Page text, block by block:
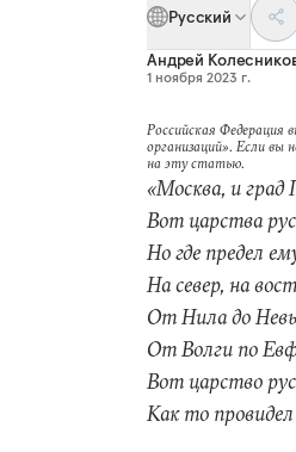
Русский
Андрей
1 ноября 2023 г.
Российская Федерация
организаций». Если вы
на эту статью.
«Москва, и
Вот царства
Но где предел
На север, на
От Нила до
От Волги по
Вот царство
Как то